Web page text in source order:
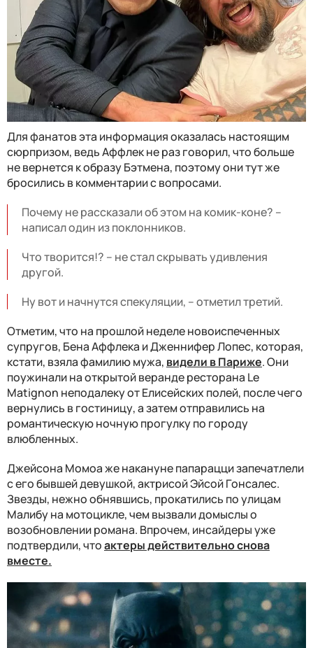
Для фанатов эта информация оказалась настоящим
сюрпризом, ведь Аффлек не раз говорил, что больше
не вернется к образу Бэтмена, поэтому они тут же
бросились в комментарии с вопросами.
Почему не рассказали об этом на комик-коне? –
написал один из поклонников.
Что творится!? – не стал скрывать удивления
другой.
Ну вот и начнутся спекуляции, – отметил третий.
Отметим, что на прошлой неделе новоиспеченных
супругов, Бена Аффлека и Дженнифер Лопес, которая,
кстати, взяла фамилию мужа, видели в Париже. Они
поужинали на открытой веранде ресторана Le
Matignon неподалеку от Елисейских полей, после чего
вернулись в гостиницу, а затем отправились на
романтическую ночную прогулку по городу
влюбленных.
Джейсона Момоа же накануне папарацци запечатлели
с его бывшей девушкой, актрисой Эйсой Гонсалес.
Звезды, нежно обнявшись, прокатились по улицам
Малибу на мотоцикле, чем вызвали домыслы о
возобновлении романа. Впрочем, инсайдеры уже
подтвердили, чтоактеры действительно снова
вместе.